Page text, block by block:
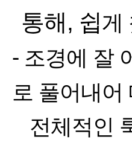
통해, 쉽게
- 조경에 잘
로 풀어내어
전체적인